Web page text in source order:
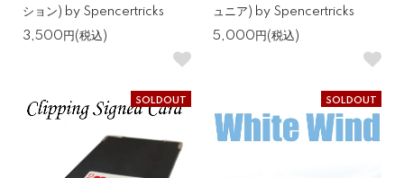
ション) by Spencertricks
3,500円(税込)
ュニア) by Spencertricks
5,000円(税込)
SOLDOUT SOLDOUT